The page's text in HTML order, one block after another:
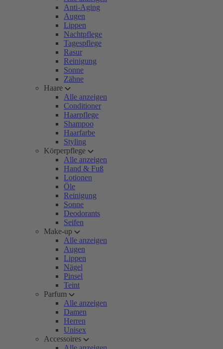
Anti-Aging
Augen
Lippen
Nachtpflege
Tagespflege
Rasur
Reinigung
Sonne
Zähne
Haare
Alle anzeigen
Conditioner
Haarpflege
Shampoo
Haarfarbe
Styling
Körperpflege
Alle anzeigen
Hand & Fuß
Lotionen
Öle
Reinigung
Sonne
Deodorants
Seifen
Make-up
Alle anzeigen
Augen
Lippen
Nägel
Pinsel
Teint
Parfum
Alle anzeigen
Damen
Herren
Unisex
Accessoires